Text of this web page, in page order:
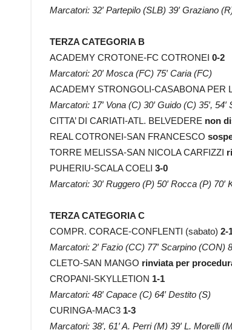
Marcatori: 32′ Partepilo (SLB) 39′ Graziano
TERZA CATEGORIA B
ACADEMY CROTONE-FC COTRONEI 0-2
Marcatori: 20′ Mosca (FC) 75′ Caria (FC)
ACADEMY STRONGOLI-CASABONA PER
Marcatori: 17′ Vona (C) 30′ Guido (C) 35′, 54′
CITTA’ DI CARIATI-ATL. BELVEDERE non
REAL COTRONEI-SAN FRANCESCO
TORRE MELISSA-SAN NICOLA CARFIZZI
PUHERIU-SCALA COELI 3-0
Marcatori: 30′ Ruggero (P) 50′ Rocca (P) 70′
TERZA CATEGORIA C
COMPR. CORACE-CONFLENTI (sabato) 2-
Marcatori: 2′ Fazio (CC) 77′ Scarpino (CON)
CLETO-SAN MANGO rinviata per
CROPANI-SKYLLETION 1-1
Marcatori: 48′ Capace (C) 64′ Destito (S)
CURINGA-MAC3 1-3
Marcatori: 38′, 61′ A. Perri (M) 39′ L. Morelli